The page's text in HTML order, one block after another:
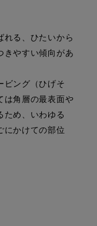
れる、ひたいから
きやすい傾向があ
ビング（ひげそ
は角層の最表面や
ため、いわゆる
にかけての部位